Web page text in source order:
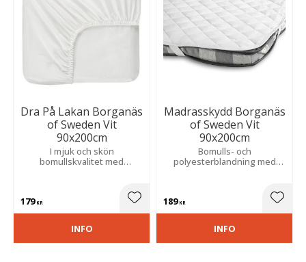
Dra På Lakan Borganäs
of Sweden Vit
90x200cm
I mjuk och skön
bomullskvalitet med
179KR Lägg till i favoriter
INFO
Madrasskydd Borganäs
of Sweden Vit
90x200cm
Bomulls- och
polyesterblandning med
Resårband håller allt på plats.
189KR
INFO